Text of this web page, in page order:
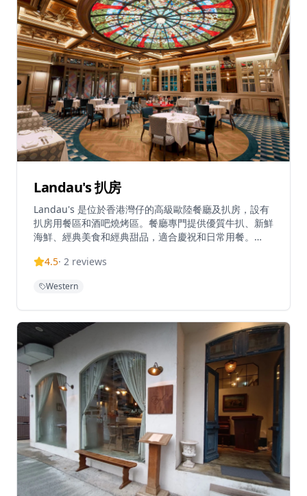
選擇,包括午市自選套餐、Odyssée 優質午餐、晚市自選
套餐和 Odyssée 體驗品嚐菜單。
Landau's 扒房
Landau's 是位於香港灣仔的高級歐陸餐廳及扒房，設有
扒房用餐區和酒吧燒烤區。餐廳專門提供優質牛扒、新鮮
海鮮、經典美食和經典甜品，適合慶祝和日常用餐。
時，晚餐下午6時至晚上11時；而 Landau's
30分營業，歡樂時光為下午4時至晚上7時。招牌菜式包
及意大利通心粉什錦飯（港幣188元），配蝦、雞肉和煙
熏香腸。菜單還包括意大利麵、雞尾酒和配酒，環境優雅
舒適。
4.5· 2 reviews
Western